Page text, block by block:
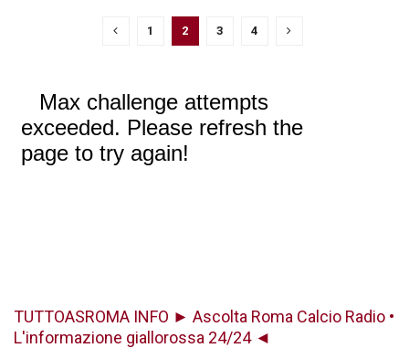
1 2 3 4
TUTTOASROMA INFO ► Ascolta Roma Calcio Radio •
L'informazione giallorossa 24/24 ◄